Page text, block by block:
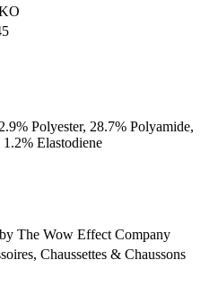
Polyester, 28.7% Polyamide,
1.2% Elastodiene
The Wow Effect Company
Chaussettes & Chaussons